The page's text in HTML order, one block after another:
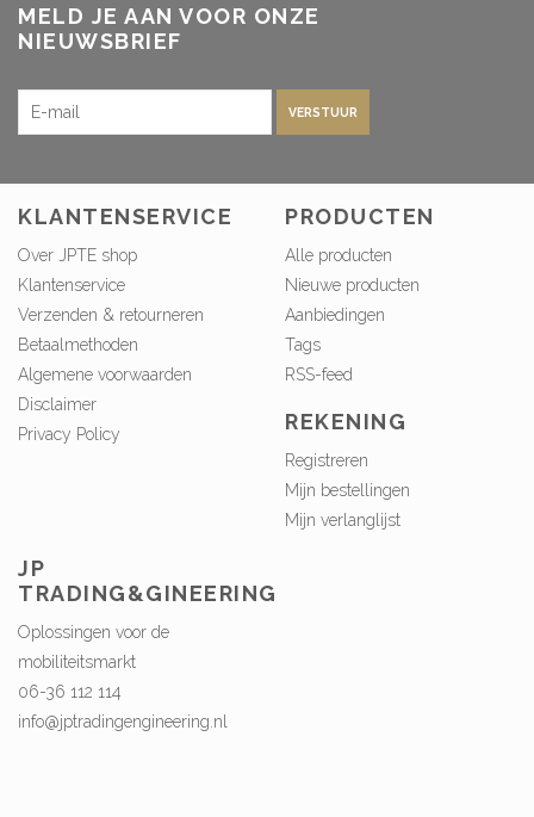
MELD JE AAN VOOR ONZE
NIEUWSBRIEF
VERSTUUR
KLANTENSERVICE
Over JPTE shop
Klantenservice
Verzenden & retourneren
Betaalmethoden
Algemene voorwaarden
Disclaimer
Privacy Policy
PRODUCTEN
Alle producten
Nieuwe producten
Aanbiedingen
Tags
RSS-feed
REKENING
Registreren
Mijn bestellingen
Mijn verlanglijst
JP
TRADING&GINEERING
Oplossingen voor de
mobiliteitsmarkt
06-36 112 114
info@jptradingengineering.nl